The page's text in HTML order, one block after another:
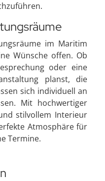
im Maritim
Wünsche offen. Ob
oder eine
planst, die
sich individuell an
Mit hochwertiger
stilvollem Interieur
Atmosphäre für
Termine.